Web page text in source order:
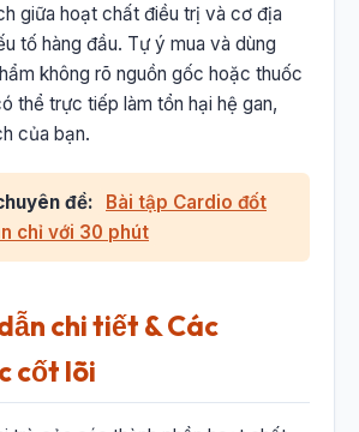
giữa hoạt chất điều trị và cơ địa
tố hàng đầu. Tự ý mua và dùng
không rõ nguồn gốc hoặc thuốc
thể trực tiếp làm tổn hại hệ gan,
của bạn.
đề:
Bài tập Cardio đốt
chỉ với 30 phút
chi tiết & Các
cốt lõi